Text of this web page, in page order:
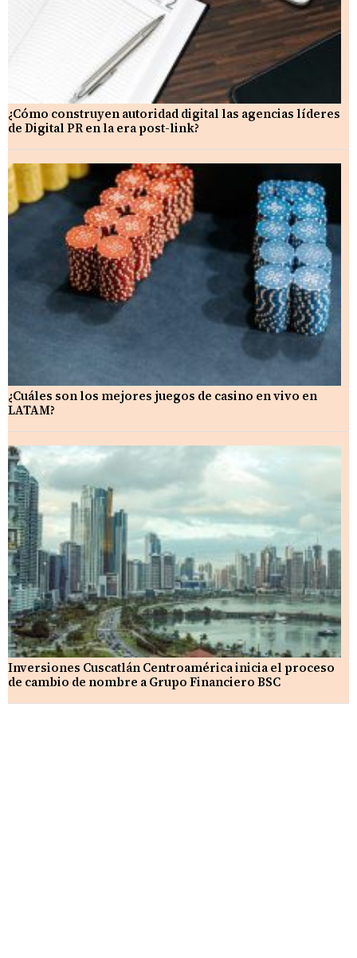
¿Cómo construyen autoridad digital las agencias líderes
de Digital PR en la era post-link?
¿Cuáles son los mejores juegos de casino en vivo en
LATAM?
Inversiones Cuscatlán Centroamérica inicia el proceso
de cambio de nombre a Grupo Financiero BSC